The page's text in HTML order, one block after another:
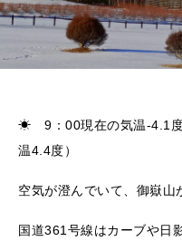
☀ 9：00現在の気温-4.1
温4.4度）
空気が澄んでいて、御嶽山
国道361号線はカーブや日